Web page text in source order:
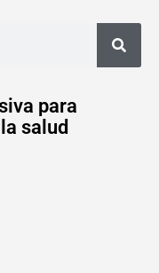
para
salud